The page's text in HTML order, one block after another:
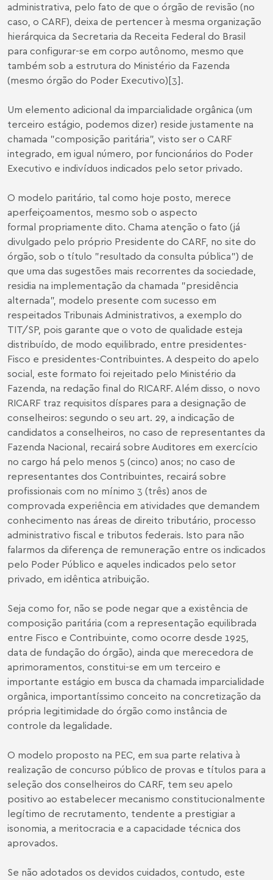
administrativa, pelo fato de que o órgão de revisão (no
caso, o CARF), deixa de pertencer à mesma organização
hierárquica da Secretaria da Receita Federal do Brasil
para configurar-se em corpo autônomo, mesmo que
também sob a estrutura do Ministério da Fazenda
(mesmo órgão do Poder Executivo)[3].
Um elemento adicional da imparcialidade orgânica (um
terceiro estágio, podemos dizer) reside justamente na
chamada "composição paritária", visto ser o CARF
integrado, em igual número, por funcionários do Poder
Executivo e indivíduos indicados pelo setor privado.
O modelo paritário, tal como hoje posto, merece
aperfeiçoamentos, mesmo sob o aspecto
formal propriamente dito. Chama atenção o fato (já
divulgado pelo próprio Presidente do CARF, no site do
órgão, sob o título "resultado da consulta pública") de
que uma das sugestões mais recorrentes da sociedade,
residia na implementação da chamada "presidência
alternada", modelo presente com sucesso em
respeitados Tribunais Administrativos, a exemplo do
TIT/SP, pois garante que o voto de qualidade esteja
distribuído, de modo equilibrado, entre presidentes-
Fisco e presidentes-Contribuintes. A despeito do apelo
social, este formato foi rejeitado pelo Ministério da
Fazenda, na redação final do RICARF. Além disso, o novo
RICARF traz requisitos díspares para a designação de
conselheiros: segundo o seu art. 29, a indicação de
candidatos a conselheiros, no caso de representantes da
Fazenda Nacional, recairá sobre Auditores em exercício
no cargo há pelo menos 5 (cinco) anos; no caso de
representantes dos Contribuintes, recairá sobre
profissionais com no mínimo 3 (três) anos de
comprovada experiência em atividades que demandem
conhecimento nas áreas de direito tributário, processo
administrativo fiscal e tributos federais. Isto para não
falarmos da diferença de remuneração entre os indicados
pelo Poder Público e aqueles indicados pelo setor
privado, em idêntica atribuição.
Seja como for, não se pode negar que a existência de
composição paritária (com a representação equilibrada
entre Fisco e Contribuinte, como ocorre desde 1925,
data de fundação do órgão), ainda que merecedora de
aprimoramentos, constitui-se em um terceiro e
importante estágio em busca da chamada imparcialidade
orgânica, importantíssimo conceito na concretização da
própria legitimidade do órgão como instância de
controle da legalidade.
O modelo proposto na PEC, em sua parte relativa à
realização de concurso público de provas e títulos para a
seleção dos conselheiros do CARF, tem seu apelo
positivo ao estabelecer mecanismo constitucionalmente
legítimo de recrutamento, tendente a prestigiar a
isonomia, a meritocracia e a capacidade técnica dos
aprovados.
Se não adotados os devidos cuidados, contudo, este